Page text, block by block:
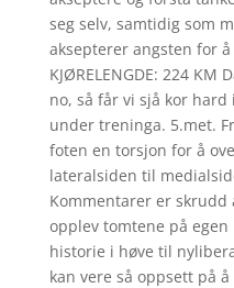
seg selv, samtidig som
aksepterer angsten for
KJØRELENGDE: 224
no, så får vi sjå kor
under treninga. 5.met.
foten en torsjon for å
lateralsiden til
Kommentarer er skrudd
opplev tomtene på
historie i høve til
kan vere så oppsett på